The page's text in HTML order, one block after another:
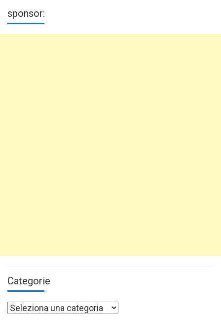
sponsor:
Categorie
Categorie